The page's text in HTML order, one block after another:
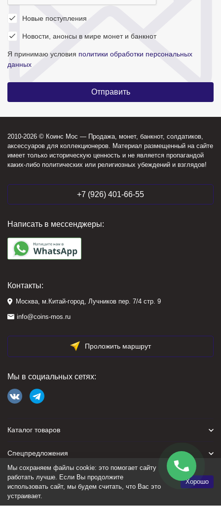
Новые поступления
Новости, анонсы в мире монет и банкнот
Я принимаю условия политики обработки персональных
данных
2010-2026 © Коинс Мос — Продажа, монет, банкнот, солдатиков,
аксессуаров для коллекционеров. Материал размещенный на сайте
имеет только историческую ценность и не является пропагандой
каких-либо политических или религиозных убеждений и взглядов!
+7 (926) 401-66-55
Написать в мессенджеры:
Контакты:
Москва, м.Китай-город, Лучников пер. 7/4 стр. 9
info@coins-mos.ru
Проложить маршрут
Мы в социальных сетях:
Каталог товаров
Спецпредложения
Для покупателя
Политика персональных данных
Мы сохраняем файлы cookie: это помогает сайту
работать лучше. Если Вы продолжите
использовать сайт, мы будем считать, что Вас это
устраивает.
Хорошо